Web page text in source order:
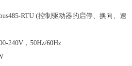
RTU (控制驱动器的启停、换向、速
，50Hz/60Hz